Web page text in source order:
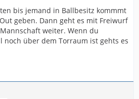
der Schiedsrichter pfeift, wenn
im Tor) ist ?
bis jemand in Ballbesitz kommmt
geben. Dann geht es mit Freiwurf
weiter. Wenn du
noch über dem Torraum ist gehts es